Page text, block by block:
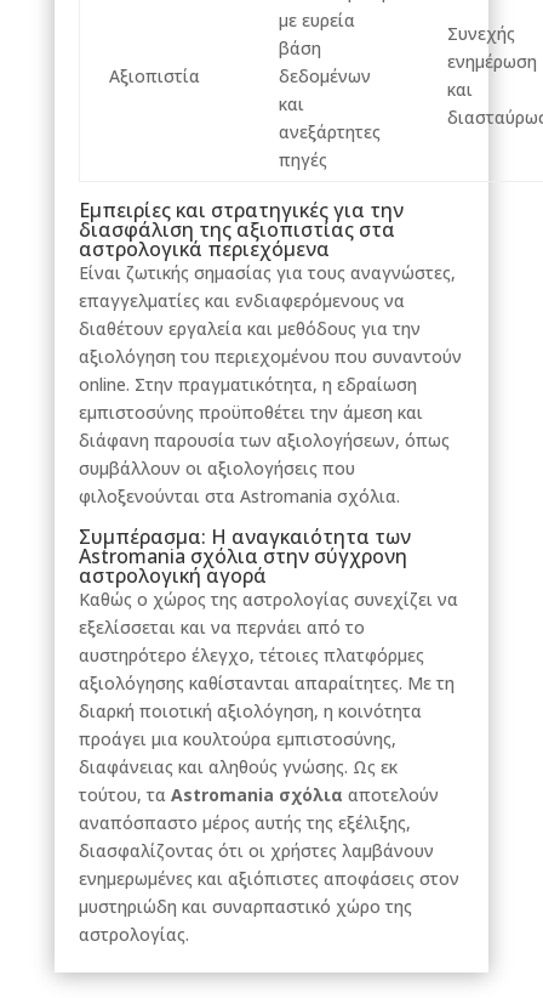
Αξιοπιστία
με ευρεία
βάση
δεδομένων
και
ανεξάρτητες
πηγές
Συνεχής
ενημέρωση
και
Εμπειρίες και στρατηγικές για την
διασφάλιση της αξιοπιστίας στα
αστρολογικά περιεχόμενα
Είναι ζωτικής σημασίας για τους αναγνώστες,
επαγγελματίες και ενδιαφερόμενους να
διαθέτουν εργαλεία και μεθόδους για την
αξιολόγηση του περιεχομένου που συναντούν
online. Στην πραγματικότητα, η εδραίωση
εμπιστοσύνης προϋποθέτει την άμεση και
διάφανη παρουσία των αξιολογήσεων, όπως
συμβάλλουν οι αξιολογήσεις που
φιλοξενούνται στα Astromania σχόλια.
Συμπέρασμα: Η αναγκαιότητα των
Astromania σχόλια στην σύγχρονη
αστρολογική αγορά
Καθώς ο χώρος της αστρολογίας συνεχίζει να
εξελίσσεται και να περνάει από το
αυστηρότερο έλεγχο, τέτοιες πλατφόρμες
αξιολόγησης καθίστανται απαραίτητες. Με τη
διαρκή ποιοτική αξιολόγηση, η κοινότητα
προάγει μια κουλτούρα εμπιστοσύνης,
διαφάνειας και αληθούς γνώσης. Ως εκ
τούτου, τα Astromania σχόλια αποτελούν
αναπόσπαστο μέρος αυτής της εξέλιξης,
διασφαλίζοντας ότι οι χρήστες λαμβάνουν
ενημερωμένες και αξιόπιστες αποφάσεις στον
μυστηριώδη και συναρπαστικό χώρο της
αστρολογίας.